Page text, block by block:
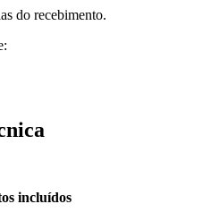
do recebimento.
incluídos